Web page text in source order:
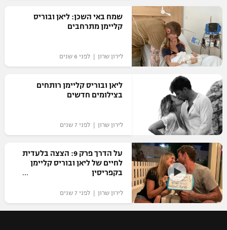
שמח באי השכן: ליאן ובוריס
קליימן מתרחבים
לירון שרון | לפני 6 שנים
ליאן ובוריס קליימן רותחים
בצילומים חדשים
לירון שרון | לפני 7 שנים
על הדרך פרק 9: הצצה בלעדית
לחיים של ליאן ובוריס קליימן
בקפריסין
לירון שרון | לפני 7 שנים